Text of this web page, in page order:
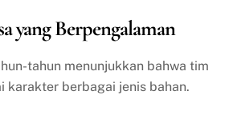
yang Berpengalaman
tahun menunjukkan bahwa tim
karakter berbagai jenis bahan.